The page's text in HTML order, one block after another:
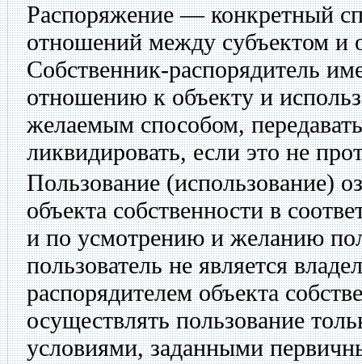
Распоряжение — конкретный
отношений между субъектом и
Собственник-распорядитель
отношению к объекту и
желаемым способом,
ликвидировать, если это не
Пользование (использование)
объекта собственности в
и по усмотрению и желанию
пользователь не является
распорядителем объекта
осуществлять пользование
условиями, заданными